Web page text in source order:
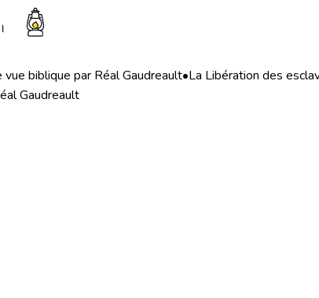
vue biblique par Réal Gaudreault•La Libération des
Gaudreault